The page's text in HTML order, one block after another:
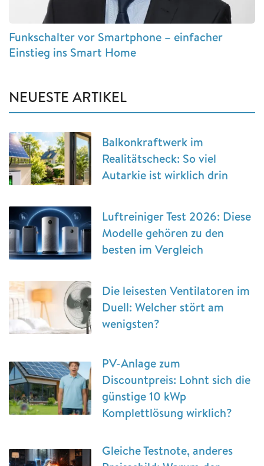
Funkschalter vor Smartphone – einfacher
Einstieg ins Smart Home
NEUESTE ARTIKEL
Balkonkraftwerk im
Realitätscheck: So viel
Autarkie ist wirklich drin
Luftreiniger Test 2026: Diese
Modelle gehören zu den
besten im Vergleich
Die leisesten Ventilatoren im
Duell: Welcher stört am
wenigsten?
PV-Anlage zum
Discountpreis: Lohnt sich die
günstige 10 kWp
Komplettlösung wirklich?
Gleiche Testnote, anderes